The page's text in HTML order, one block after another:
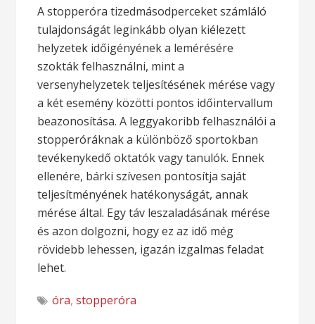
A stopperóra tizedmásodperceket számláló
tulajdonságát leginkább olyan kiélezett
helyzetek időigényének a lemérésére
szokták felhasználni, mint a
versenyhelyzetek teljesítésének mérése vagy
a két esemény közötti pontos időintervallum
beazonosítása. A leggyakoribb felhasználói a
stopperóráknak a különböző sportokban
tevékenykedő oktatók vagy tanulók. Ennek
ellenére, bárki szívesen pontosítja saját
teljesítményének hatékonyságát, annak
mérése által. Egy táv leszaladásának mérése
és azon dolgozni, hogy ez az idő még
rövidebb lehessen, igazán izgalmas feladat
lehet.
óra,stopperóra